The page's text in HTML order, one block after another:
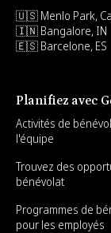
🇺🇸 Menlo Park,
🇮🇳 Bangalore, IN
🇪🇸 Barcelone, ES
Planifiez avec
Activités de
l'équipe
Trouvez des
bénévolat
Programmes de
pour les employés